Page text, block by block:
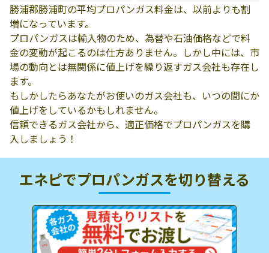
勝浦郡勝浦町の平均プロパンガス料金は、以前よりも割
増になっています。
プロパンガスは輸入物のため、為替や石油価格などで料
金の変動が起こるのは仕方ありません。しかし中には、市
場の動向とは無関係に値上げを繰り返すガス会社も存在し
ます。
もしかしたらあなたがお使いのガス会社も、いつの間にか
値上げをしているかもしれません。
信頼できるガス会社から、適正価格でプロパンガスを購
入しましょう！
エネピでプロパンガスを切り替える